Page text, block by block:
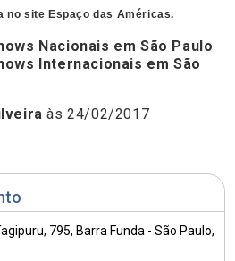
795, Barra Funda - São Paulo,
no site Espaço das Américas.
Nacionais em São Paulo
Internacionais em São
às 24/02/2017